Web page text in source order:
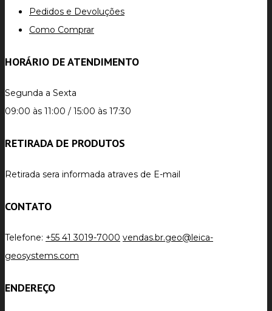
Pedidos e Devoluções
Como Comprar
HORÁRIO DE ATENDIMENTO
Segunda a Sexta
09:00 às 11:00 / 15:00 às 17:30
RETIRADA DE PRODUTOS
Retirada sera informada atraves de E-mail
CONTATO
Telefone: +55 41 3019-7000 vendas.br.geo@leica-
geosystems.com
ENDEREÇO